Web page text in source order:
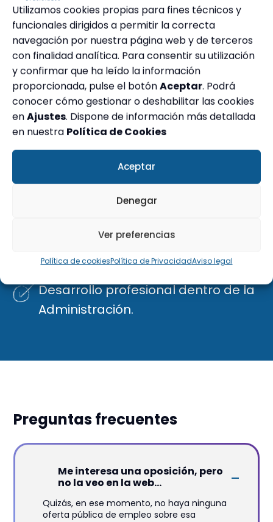
Utilizamos cookies propias para fines técnicos y
funcionales dirigidos a permitir la correcta
navegación por nuestra página web y de terceros
con finalidad analítica. Para consentir su utilización
y confirmar que ha leído la información
proporcionada, pulse el botónAceptar. Podrá
conocer cómo gestionar o deshabilitar las cookies
enAjustes. Dispone de información más detallada
en nuestra Política de Cookies
Aceptar
Denegar
Ver preferencias
Política de cookiesPolítica de PrivacidadAviso legal
de coaching motivacional. ¡Porque esa plaza será
tuya!
Construye hoy el futuro que
buscas
evolución.
Más tiempo para tu vida personal.
Desarrollo profesional dentro de la
Administración.
Preguntas frecuentes
Me interesa una oposición, pero
no la veo en la web...
Quizás, en ese momento, no haya ninguna
oferta pública de empleo sobre esa